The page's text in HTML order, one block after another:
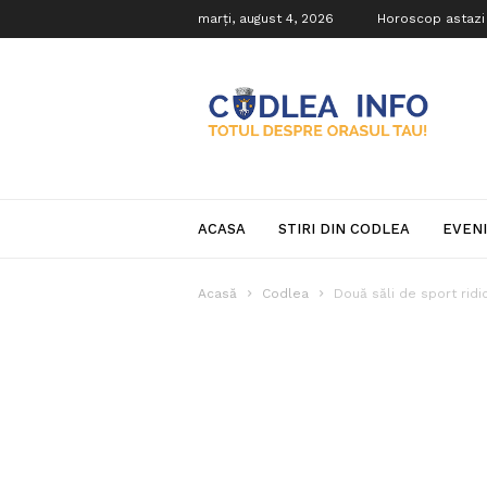
marți, august 4, 2026 Horoscop astazi
Info
ACASA STIRI DIN CODLEA
Acasă Codlea Două săli de sport